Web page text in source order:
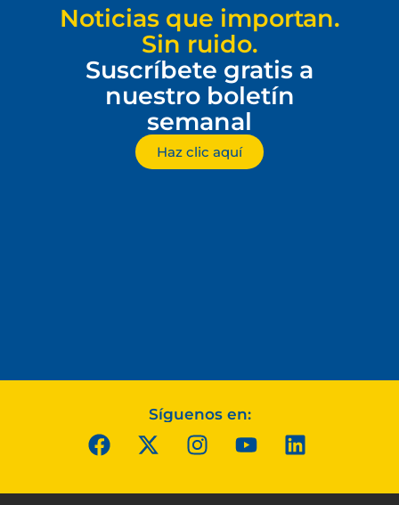
Noticias que importan.
Sin ruido.
Suscríbete gratis a
nuestro boletín
semanal
Haz clic aquí
Síguenos en: